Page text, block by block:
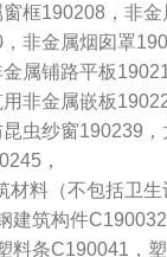
框190208，非
非金属烟囱罩
属铺路平板
非金属嵌板
虫纱窗190239
，
料（不包括卫
筑构件
条C190041，